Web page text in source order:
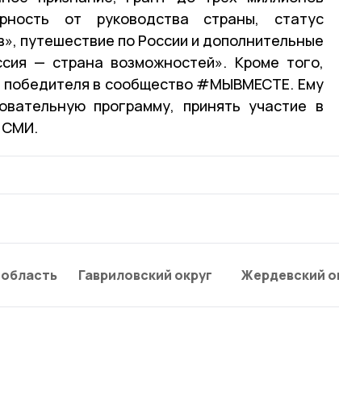
от руководства страны, статус
путешествие по России и дополнительные
— страна возможностей». Кроме того,
победителя в сообщество #МЫВМЕСТЕ. Ему
программу, принять участие в
СМИ.
Гавриловский округ Жердевский